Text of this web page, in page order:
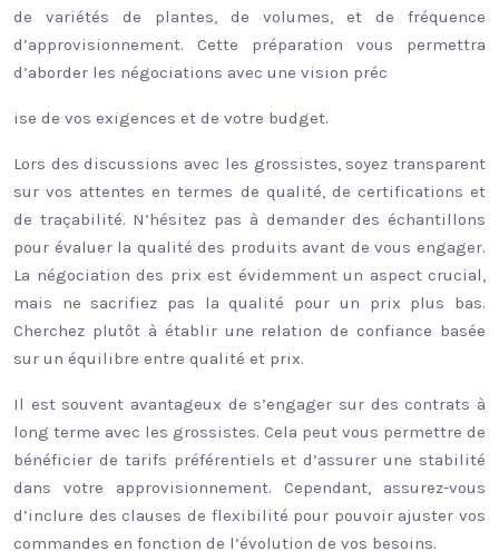
de variétés de plantes, de volumes, et de fréquence
d’approvisionnement. Cette préparation vous permettra
d’aborder les négociations avec une vision préc
ise de vos exigences et de votre budget.
Lors des discussions avec les grossistes, soyez transparent
sur vos attentes en termes de qualité, de certifications et
de traçabilité. N’hésitez pas à demander des échantillons
pour évaluer la qualité des produits avant de vous engager.
La négociation des prix est évidemment un aspect crucial,
mais ne sacrifiez pas la qualité pour un prix plus bas.
Cherchez plutôt à établir une relation de confiance basée
sur un équilibre entre qualité et prix.
Il est souvent avantageux de s’engager sur des contrats à
long terme avec les grossistes. Cela peut vous permettre de
bénéficier de tarifs préférentiels et d’assurer une stabilité
dans votre approvisionnement. Cependant, assurez-vous
d’inclure des clauses de flexibilité pour pouvoir ajuster vos
commandes en fonction de l’évolution de vos besoins.